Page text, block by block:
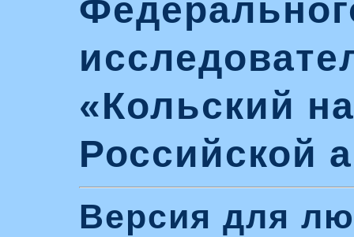
«Кольский
Российской
Версия для